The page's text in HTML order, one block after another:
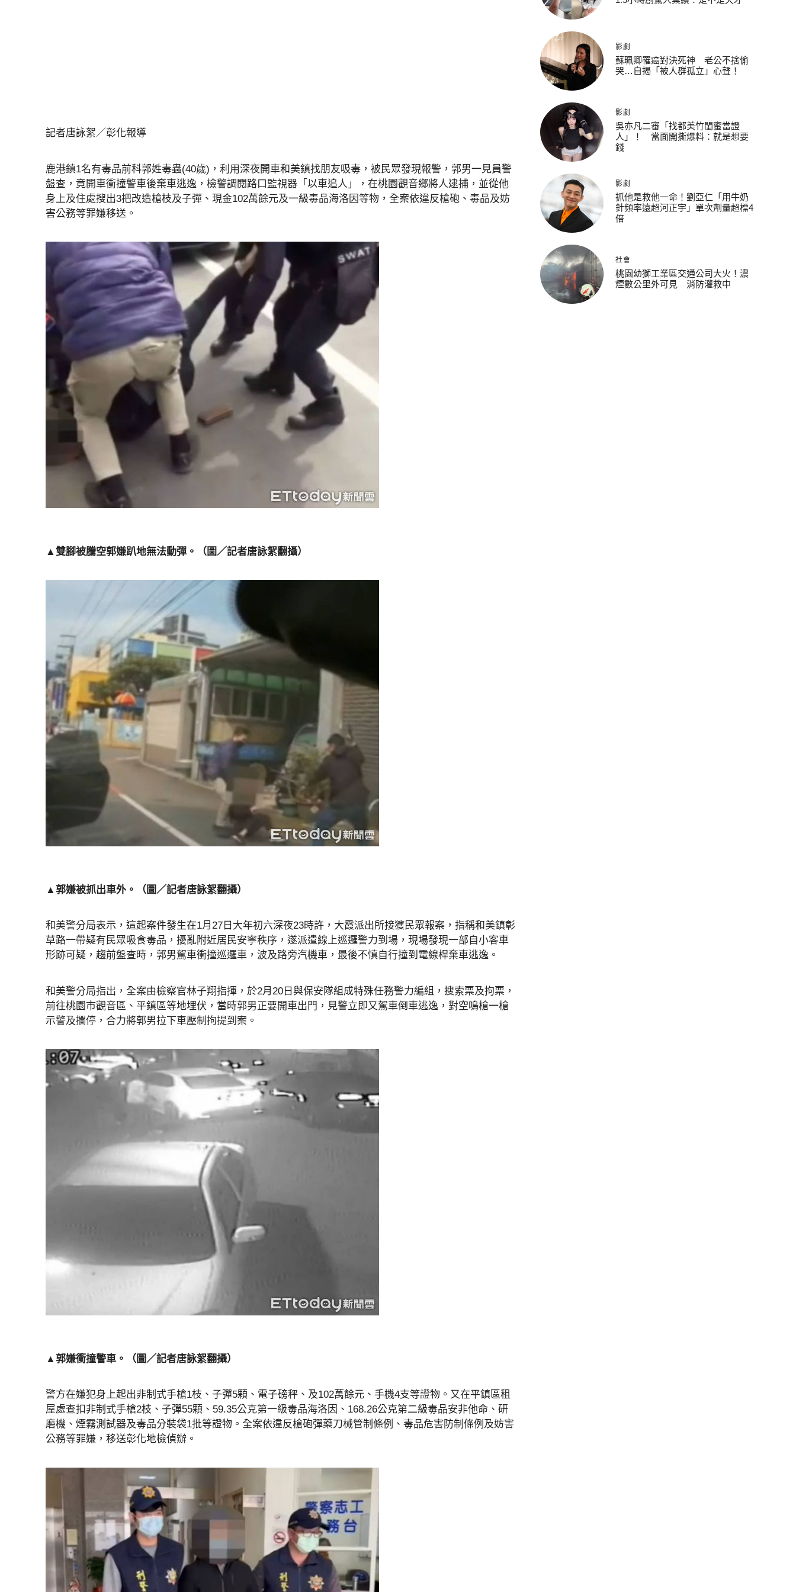
記者唐詠絮／彰化報導
鹿港鎮1名有毒品前科郭姓毒蟲(40歲)，利用深夜開車和美鎮找朋友吸毒，被民眾發現報警，郭男一見員警
盤查，竟開車衝撞警車後棄車逃逸，檢警調閱路口監視器「以車追人」，在桃園觀音鄉將人逮捕，並從他
身上及住處搜出3把改造槍枝及子彈、現金102萬餘元及一級毒品海洛因等物，全案依違反槍砲、毒品及妨
害公務等罪嫌移送。
▲雙腳被騰空郭嫌趴地無法動彈。（圖／記者唐詠絮翻攝）
▲郭嫌被抓出車外。（圖／記者唐詠絮翻攝）
和美警分局表示，這起案件發生在1月27日大年初六深夜23時許，大霞派出所接獲民眾報案，指稱和美鎮彰
草路一帶疑有民眾吸食毒品，擾亂附近居民安寧秩序，遂派遣線上巡邏警力到場，現場發現一部自小客車
形跡可疑，趨前盤查時，郭男駕車衝撞巡邏車，波及路旁汽機車，最後不慎自行撞到電線桿棄車逃逸。
和美警分局指出，全案由檢察官林子翔指揮，於2月20日與保安隊組成特殊任務警力編組，搜索票及拘票，
前往桃園市觀音區、平鎮區等地埋伏，當時郭男正要開車出門，見警立即又駕車倒車逃逸，對空鳴槍一槍
示警及攔停，合力將郭男拉下車壓制拘提到案。
▲郭嫌衝撞警車。（圖／記者唐詠絮翻攝）
警方在嫌犯身上起出非制式手槍1枝、子彈5顆、電子磅秤、及102萬餘元、手機4支等證物。又在平鎮區租
屋處查扣非制式手槍2枝、子彈55顆、59.35公克第一級毒品海洛因、168.26公克第二級毒品安非他命、研
磨機、煙霧測試器及毒品分裝袋1批等證物。全案依違反槍砲彈藥刀械管制條例、毒品危害防制條例及妨害
公務等罪嫌，移送彰化地檢偵辦。
影劇
蘇珮卿罹癌對決死神 老公不捨偷
哭…自揭「被人群孤立」心聲！
影劇
吳亦凡二審「找都美竹閨蜜當證
人」！ 當面開撕爆料：就是想要
錢
影劇
抓他是救他一命！劉亞仁「用牛奶
針頻率遠超河正宇」單次劑量超標4
倍
社會
桃園幼獅工業區交通公司大火！濃
煙數公里外可見 消防灌救中